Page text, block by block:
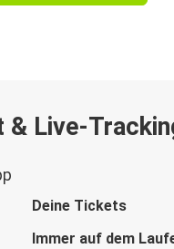
& Live-
Deine Tickets
Immer auf dem